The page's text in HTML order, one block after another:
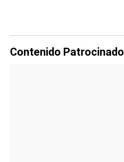
Contenido Patrocinado